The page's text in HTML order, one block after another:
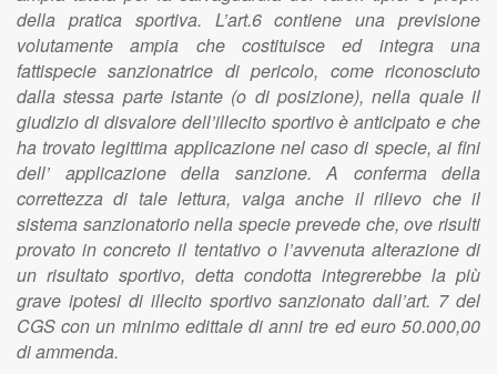
della pratica sportiva. L’art.6 contiene una previsione
volutamente ampia che costituisce ed integra una
fattispecie sanzionatrice di pericolo, come riconosciuto
dalla stessa parte istante (o di posizione), nella quale il
giudizio di disvalore dell’illecito sportivo è anticipato e che
ha trovato legittima applicazione nel caso di specie, ai fini
dell’ applicazione della sanzione. A conferma della
correttezza di tale lettura, valga anche il rilievo che il
sistema sanzionatorio nella specie prevede che, ove risulti
provato in concreto il tentativo o l’avvenuta alterazione di
un risultato sportivo, detta condotta integrerebbe la più
grave ipotesi di illecito sportivo sanzionato dall’art. 7 del
CGS con un minimo edittale di anni tre ed euro 50.000,00
di ammenda.